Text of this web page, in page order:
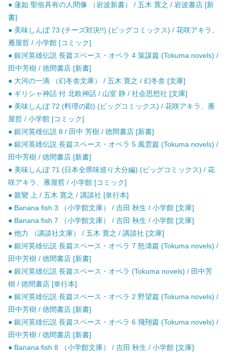
● 蓮如 聖俗具有の人間像 （岩波新書） / 五木 寛之 / 岩波書店 [新
書]
● 美味しんぼ 73 (チーズ対決!!) (ビッグコミックス) / 花咲アキラ、
雁屋哲 / 小学館 [コミック]
● 銀河英雄伝説 長篇スペース・オペラ 4 策謀篇 (Tokuma novels) /
田中芳樹 / 徳間書店 [新書]
● 大河の一滴 （幻冬舎文庫） / 五木 寛之 / 幻冬舎 [文庫]
● ギリシャ神話 付 北欧神話 / 山室 静 / 社会思想社 [文庫]
● 美味しんぼ 72 (料理の勘) (ビッグコミックス) / 花咲アキラ、雁
屋哲 / 小学館 [コミック]
● 銀河英雄伝説 8 / 田中 芳樹 / 徳間書店 [新書]
● 銀河英雄伝説 長篇スペース・オペラ 5 風雲篇 (Tokuma novels) /
田中芳樹 / 徳間書店 [新書]
● 美味しんぼ 71 (日本全県味巡り大分編) (ビッグコミックス) / 花
咲アキラ、雁屋哲 / 小学館 [コミック]
● 親鸞 上 / 五木 寛之 / 講談社 [単行本]
● Banana fish 3 （小学館文庫） / 吉田 秋生 / 小学館 [文庫]
● Banana fish 7 （小学館文庫） / 吉田 秋生 / 小学館 [文庫]
● 他力 （講談社文庫） / 五木 寛之 / 講談社 [文庫]
● 銀河英雄伝説 長篇スペース・オペラ 7 怒濤篇 (Tokuma novels) /
田中芳樹 / 徳間書店 [新書]
● 銀河英雄伝説 長篇スペース・オペラ (Tokuma novels) / 田中芳
樹 / 徳間書店 [単行本]
● 銀河英雄伝説 長篇スペース・オペラ 2 野望篇 (Tokuma novels) /
田中芳樹 / 徳間書店 [新書]
● 銀河英雄伝説 長篇スペース・オペラ 6 飛翔篇 (Tokuma novels) /
田中芳樹 / 徳間書店 [新書]
● Banana fish 8 （小学館文庫） / 吉田 秋生 / 小学館 [文庫]